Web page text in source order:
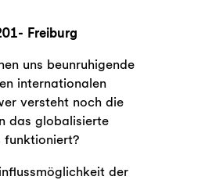
Freiburg
uns beunruhigende
internationalen
versteht noch die
das globalisierte
der